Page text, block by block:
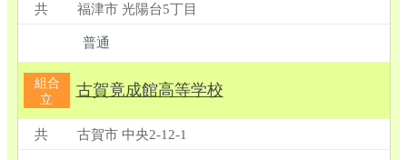
共 福津市 光陽台5丁目
普通
組合
立
古賀竟成館高等学校
共 古賀市 中央2-12-1